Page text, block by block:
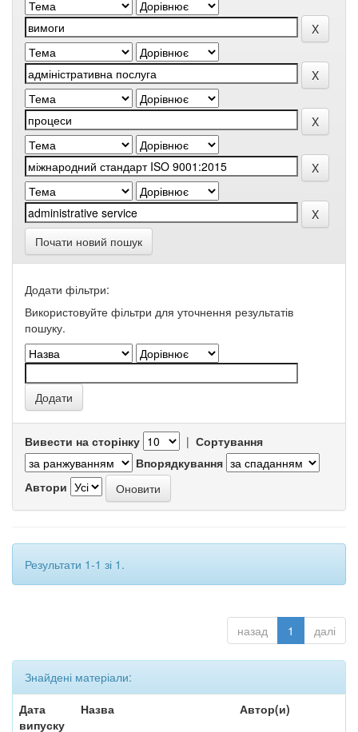
Почати новий пошук
Додати фільтри:
Використовуйте фільтри для уточнення результатів
пошуку.
Вивести на сторінку | Сортування
Впорядкування
Автори
Результати 1-1 зі 1.
назад 1 далі
Знайдені матеріали:
Дата
випуску
Назва Автор(и)